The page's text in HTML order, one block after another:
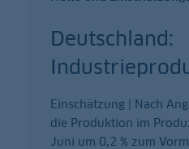
Deutschland:
Einschätzung | Nach
die Produktion im
Juni um 0,2 % zum